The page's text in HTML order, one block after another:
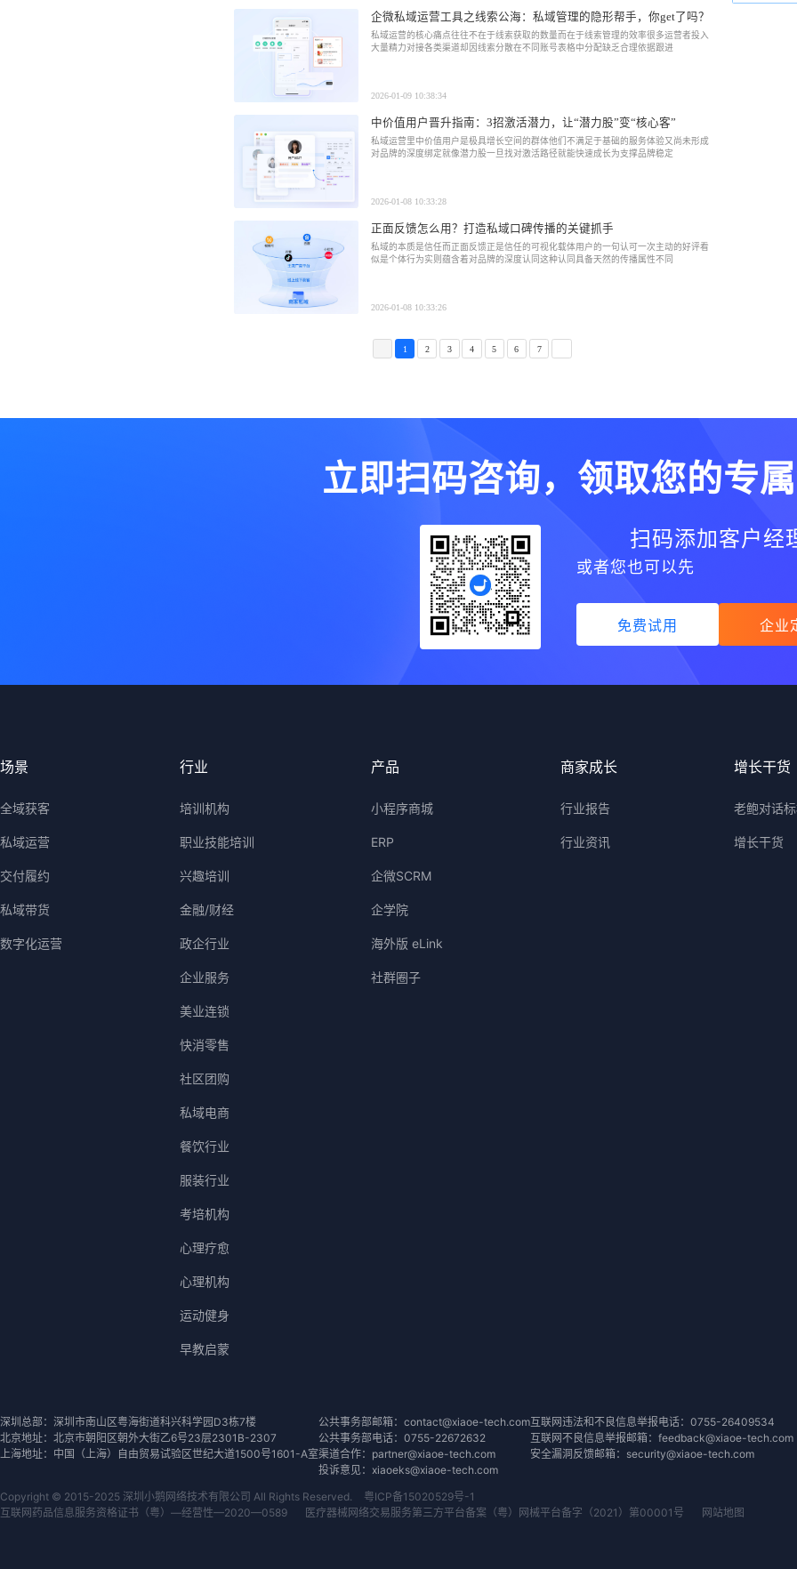
企微私域运营工具之线索公海：私域管理的隐形帮手，你get了吗？
私域运营的核心痛点往往不在于线索获取的数量而在于线索管理的效率很多运营者投入
大量精力对接各类渠道却因线索分散在不同账号表格中分配缺乏合理依据跟进
2026-01-09 10:38:34
中价值用户晋升指南：3招激活潜力，让“潜力股”变“核心客”
私域运营里中价值用户是极具增长空间的群体他们不满足于基础的服务体验又尚未形成
对品牌的深度绑定就像潜力股一旦找对激活路径就能快速成长为支撑品牌稳定
2026-01-08 10:33:28
正面反馈怎么用？打造私域口碑传播的关键抓手
私域的本质是信任而正面反馈正是信任的可视化载体用户的一句认可一次主动的好评看
似是个体行为实则蕴含着对品牌的深度认同这种认同具备天然的传播属性不同
2026-01-08 10:33:26
1 2 3 4 5 6 7
立即扫码咨询，领取您的专
扫码添加客户经
或者您也可以先
免费试用 企业
场景
全域获客
私域运营
交付履约
私域带货
数字化运营
行业
培训机构
职业技能培训
兴趣培训
金融/财经
政企行业
企业服务
美业连锁
快消零售
社区团购
私域电商
餐饮行业
服装行业
考培机构
心理疗愈
心理机构
运动健身
早教启蒙
产品
小程序商城
ERP
企微SCRM
企学院
海外版 eLink
社群圈子
商家成长
行业报告
行业资讯
增长干货
老鲍对话
增长干货
深圳总部：深圳市南山区粤海街道科兴科学园D3栋7楼
北京地址：北京市朝阳区朝外大街乙6号23层2301B-2307
上海地址：中国（上海）自由贸易试验区世纪大道1500号1601-A室
公共事务部邮箱：contact@xiaoe-tech.com
公共事务部电话：0755-22672632
渠道合作：partner@xiaoe-tech.com
投诉意见：xiaoeks@xiaoe-tech.com
互联网违法和不良信息举报电话：0755-26409534
互联网不良信息举报邮箱：feedback@xiaoe-tech.com
安全漏洞反馈邮箱：security@xiaoe-tech.com
Copyright © 2015-2025 深圳小鹅网络技术有限公司 All Rights Reserved.
粤ICP备15020529号-1
互联网药品信息服务资格证书（粤）—经营性—2020—0589
医疗器械网络交易服务第三方平台备案（粤）网械平台备字（2021）第00001号 网站地图